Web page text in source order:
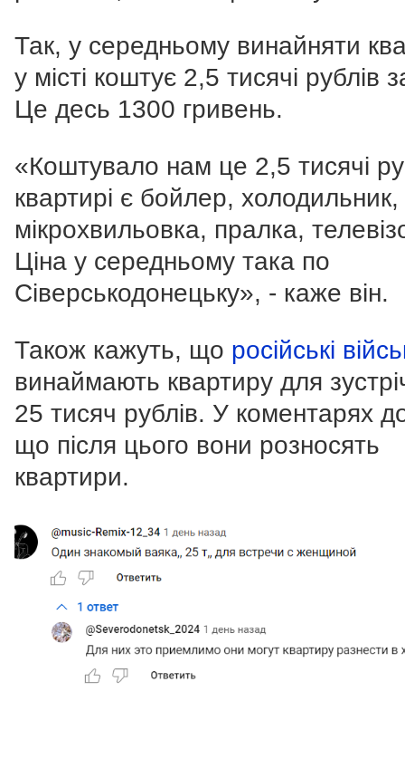
Так, у середньому винайняти
у місті коштує 2,5 тисячі рублів
Це десь 1300 гривень.
«Коштувало нам це 2,5 тисячі
квартирі є бойлер, холодильник,
мікрохвильовка, пралка,
Ціна у середньому така по
Сіверськодонецьку», - каже він.
Також кажуть, що російські
винаймають квартиру для
25 тисяч рублів. У коментарях
що після цього вони розносять
квартири.